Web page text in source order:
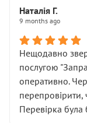
Наталія Г.
9 months ago
Нещодавно
послугою
оперативно.
перепровірити,
Перевірка